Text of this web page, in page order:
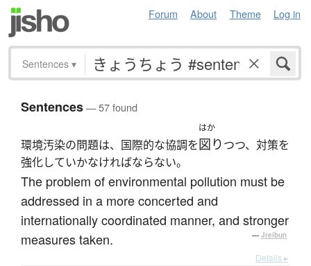
Forum About Theme Log in
Sentences ▾
Sentences— 57 found
環境汚染の問題は、国際的な協調を
はか
図りつつ、対策を
強化していかなければならない。
The problem of environmental pollution must be
addressed in a more concerted and
internationally coordinated manner, and stronger
measures taken.
— Jreibun
Details ▸